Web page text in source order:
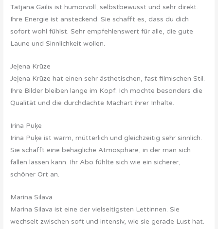
Tatjana Gailis ist humorvoll, selbstbewusst und sehr direkt.
Ihre Energie ist ansteckend. Sie schafft es, dass du dich
sofort wohl fühlst. Sehr empfehlenswert für alle, die gute
Laune und Sinnlichkeit wollen.
Jeļena Krūze
Jeļena Krūze hat einen sehr ästhetischen, fast filmischen Stil.
Ihre Bilder bleiben lange im Kopf. Ich mochte besonders die
Qualität und die durchdachte Machart ihrer Inhalte.
Irina Puķe
Irina Puķe ist warm, mütterlich und gleichzeitig sehr sinnlich.
Sie schafft eine behagliche Atmosphäre, in der man sich
fallen lassen kann. Ihr Abo fühlte sich wie ein sicherer,
schöner Ort an.
Marina Silava
Marina Silava ist eine der vielseitigsten Lettinnen. Sie
wechselt zwischen soft und intensiv, wie sie gerade Lust hat.